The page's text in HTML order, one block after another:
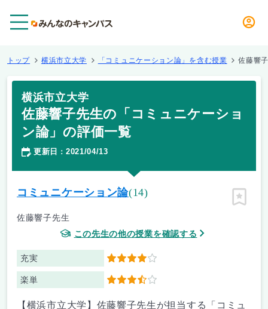
トップ 横浜市立大学 「コミュニケーション論」を含む授業 佐藤響
横浜市立大学
佐藤響子先生の「コミュニケーショ
ン論」の評価一覧
更新日 ： 2021/04/13
コミュニケーション論(14)
佐藤響子先生
この先生の他の授業を確認する
充実 4
楽単 3.5
ピン留
【横浜市立大学】佐藤響子先生が担当する「コミュ